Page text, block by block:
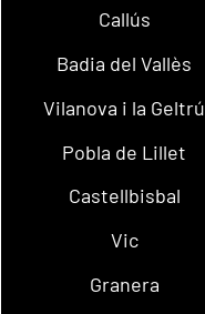
Callús
Badia del Vallès
Vilanova i la Geltrú
Pobla de Lillet
Castellbisbal
Vic
Granera